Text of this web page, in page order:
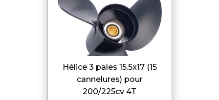
hélice 3 pales 15.5x17 (15
cannelures) pour
200/225cv 4T